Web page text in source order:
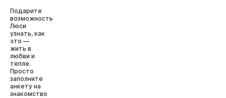
Подарите
возможность
Люси
узнать, как
это —
жить в
любви и
тепле.
Просто
заполните
анкету на
знакомство